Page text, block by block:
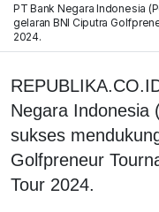
PT Bank Negara Indonesia
gelaran BNI Ciputra
2024.
Negara Indonesia
sukses
Golfpreneur
Tour 2024.